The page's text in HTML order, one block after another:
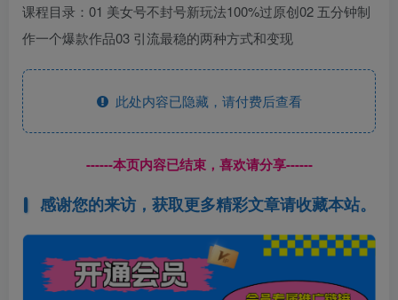
课程目录：01 美女号不封号新玩法100%过原创02 五分钟制
作一个爆款作品03 引流最稳的两种方式和变现
此处内容已隐藏，请付费后查看
------本页内容已结束，喜欢请分享------
感谢您的来访，获取更多精彩文章请收藏本站。